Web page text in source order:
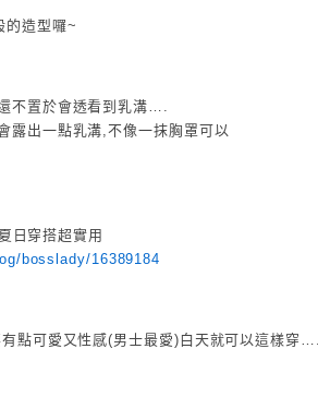
的造型囉~
不置於會透看到乳溝….
露出一點乳溝,不像一抹胸罩可以
日穿搭超實用
bosslady/16389184
點可愛又性感(男士最愛)白天就可以這樣穿